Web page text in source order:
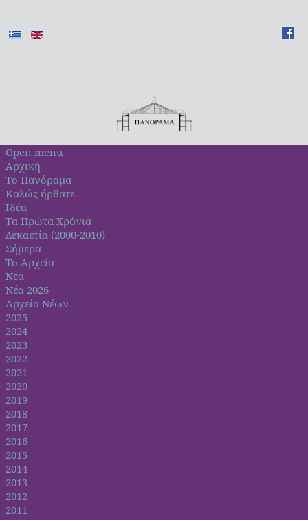
Open menu
Αρχική
Το Πανόραμα
Καλώς ήρθατε
Ιδέα
Τα Πρώτα Χρόνια
Δεκαετία (2000-2010)
Σήμερα
Το Αρχείο
Νέα
Νέα 2026
Αρχείο Νέων
2025
2024
2023
2022
2021
2020
2019
2018
2017
2016
2015
2014
2013
2012
2011